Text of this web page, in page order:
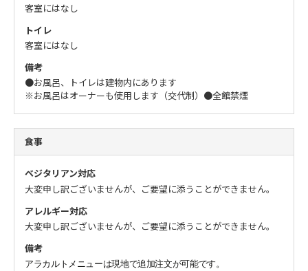
客室にはなし
トイレ
客室にはなし
備考
●お風呂、トイレは建物内にあります
※お風呂はオーナーも使用します（交代制） ●全館禁煙
食事
ベジタリアン対応
大変申し訳ございませんが、ご要望に添うことができません。
アレルギー対応
大変申し訳ございませんが、ご要望に添うことができません。
備考
アラカルトメニューは現地で追加注文が可能です。